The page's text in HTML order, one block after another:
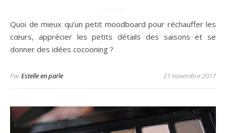
Quoi de mieux qu’un petit moodboard pour réchauffer les
cœurs, apprécier les petits détails des saisons et se
donner des idées cocooning ?
ParEstelle en parle 21 novembre 2017